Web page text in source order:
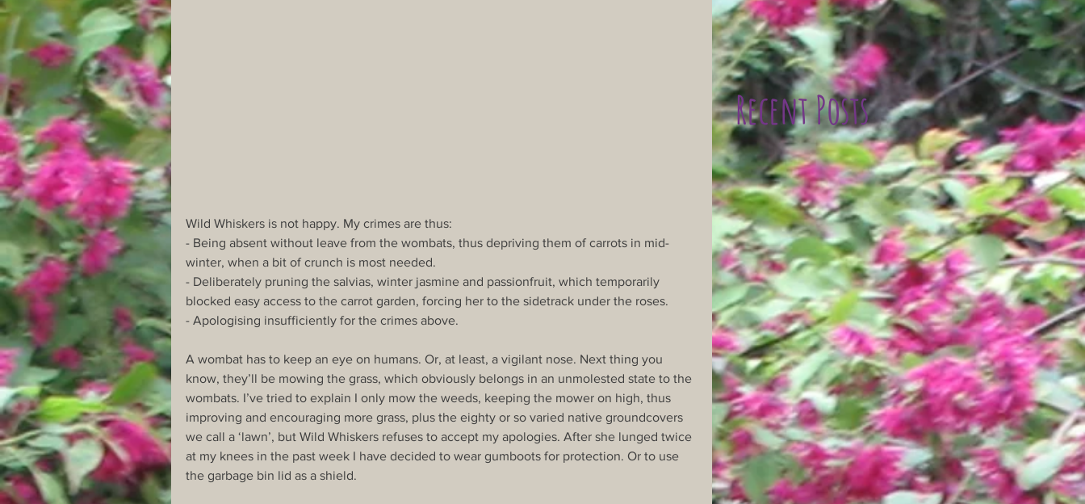
Wild Whiskers is not happy. My crimes are thus:
- Being absent without leave from the wombats, thus depriving them of carrots in mid-
winter, when a bit of crunch is most needed.
- Deliberately pruning the salvias, winter jasmine and passionfruit, which temporarily
blocked easy access to the carrot garden, forcing her to the sidetrack under the roses.
- Apologising insufficiently for the crimes above.
A wombat has to keep an eye on humans. Or, at least, a vigilant nose. Next thing you
know, they’ll be mowing the grass, which obviously belongs in an unmolested state to the
wombats. I’ve tried to explain I only mow the weeds, keeping the mower on high, thus
improving and encouraging more grass, plus the eighty or so varied native groundcovers
we call a ‘lawn’, but Wild Whiskers refuses to accept my apologies. After she lunged twice
at my knees in the past week I have decided to wear gumboots for protection. Or to use
the garbage bin lid as a shield.
Recent Posts